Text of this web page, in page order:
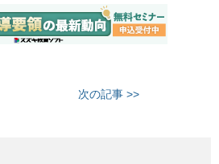
次の記事 >>